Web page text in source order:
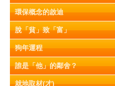
環保概念的啟迪
脫「貧」致「富」
狗年運程
誰是「他」的鄰舍？
就地取材(才)